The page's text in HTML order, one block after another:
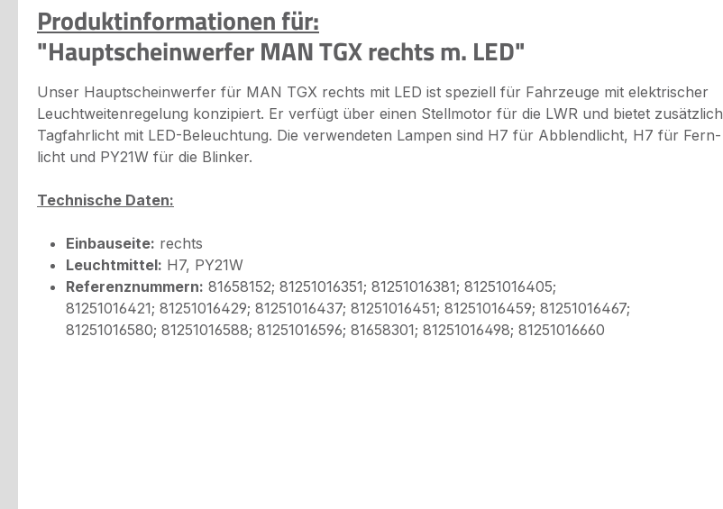
Produktinformationen für:
"Hauptscheinwerfer MAN TGX rechts m. LED"
Unser Hauptscheinwerfer für MAN TGX rechts mit LED ist speziell für Fahrzeuge mit elektrischer
Leuchtweitenregelung konzipiert. Er verfügt über einen Stellmotor für die LWR und bietet zusätzlich
Tagfahrlicht mit LED-Beleuchtung. Die verwendeten Lampen sind H7 für Abblendlicht, H7 für Fern-
licht und PY21W für die Blinker.
Technische Daten:
Einbauseite: rechts
Leuchtmittel: H7, PY21W
Referenznummern: 81658152; 81251016351; 81251016381; 81251016405;
81251016421; 81251016429; 81251016437; 81251016451; 81251016459; 81251016467;
81251016580; 81251016588; 81251016596; 81658301; 81251016498; 81251016660